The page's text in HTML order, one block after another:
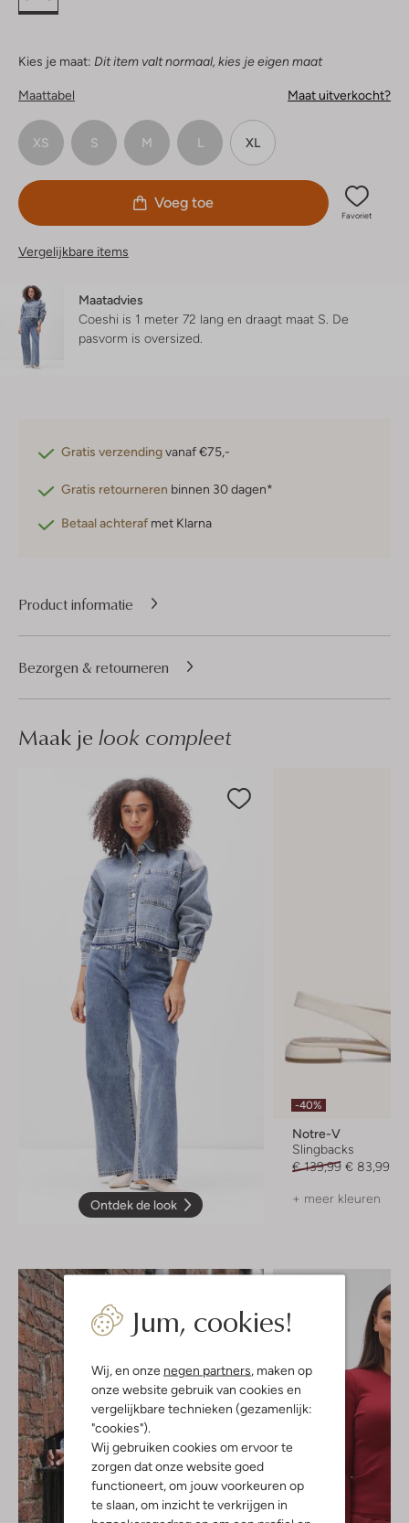
Jum, cookies!
Wij, en onze negen partners , maken op
onze website gebruik van cookies en
vergelijkbare technieken (gezamenlijk:
"cookies").
Wij gebruiken cookies om ervoor te
zorgen dat onze website goed
functioneert, om jouw voorkeuren op
te slaan, om inzicht te verkrijgen in
Kies je maat: Dit item valt normaal, kies je eigen maat
Maattabel Maat uitverkocht?
XS S M L XL
Voeg toe
Favoriet
Vergelijkbare items
Maatadvies
Coeshi is 1 meter 72 lang en draagt maat S. De
pasvorm is oversized
Gratis verzendingvanaf €75,-
Gratis retourneren binnen 30 dagen*
Betaal achteraf met Klarna
Product informatie
Bezorgen & retourneren
Maak je look compleet
Ontdek de look
-40%
Notre-V
Slingbacks
€ 139,99 € 83,99
+ meer kleuren